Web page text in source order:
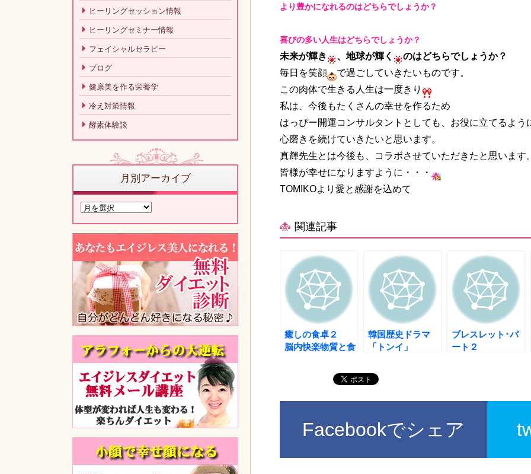
より豊かになれるのはどちらでしょうか？
喜びの多い人生はどちらでしょうか？
未来が輝き 、地球が輝く
のはどちらでしょうか？
毎日を笑顔
で過ごしていきたいものです。
この肉体で生きる人生は一度きり
私は、今後もたくさんの幸せを作るため
はっぴー開運コンサルタントとしても、お役に立てるよう
心磨きを続けていきたいと思います。
真輝先生とは今後も、コラボさせていただきたと思います。
皆様が幸せになりますように・・・
TOMIKOより愛と感謝を込めて
関連記事
癒しの食卓２
脳内快楽物質と食
韓国歴史ドラマ
「トンイ」
ブレスレット･パ
ート２
Facebookでシェア
ヒーリングセッション情報
ヒーリングセミナー情報
フェイシャルセラピー
ブログ
健康美を作る栄養学
冷え対策情報
酵素体験談
月別アーカイブ
月
別
ア
ー
カ
ブ